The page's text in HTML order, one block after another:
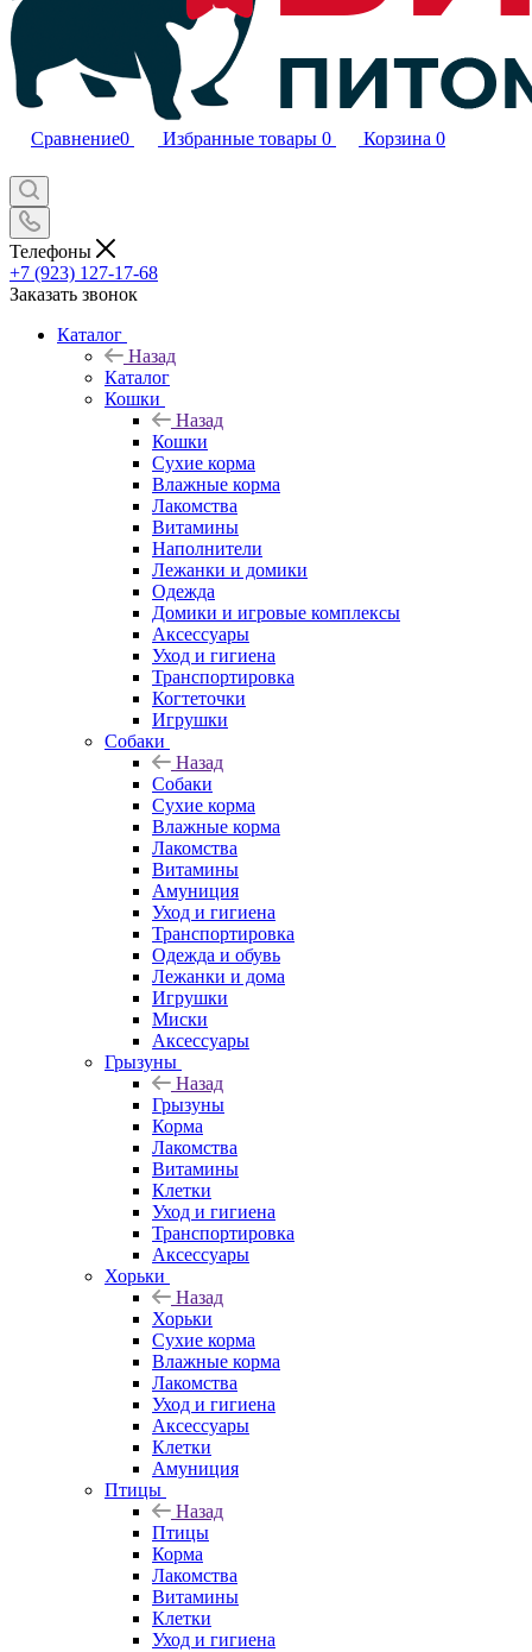
Сравнение0 Избранные товары 0 Корзина 0
Телефоны
+7 (923) 127-17-68
Заказать звонок
Каталог
Назад
Каталог
Кошки
Назад
Кошки
Сухие корма
Влажные корма
Лакомства
Витамины
Наполнители
Лежанки и домики
Одежда
Домики и игровые комплексы
Аксессуары
Уход и гигиена
Транспортировка
Когтеточки
Игрушки
Собаки
Назад
Собаки
Сухие корма
Влажные корма
Лакомства
Витамины
Амуниция
Уход и гигиена
Транспортировка
Одежда и обувь
Лежанки и дома
Игрушки
Миски
Аксессуары
Грызуны
Назад
Грызуны
Корма
Лакомства
Витамины
Клетки
Уход и гигиена
Транспортировка
Аксессуары
Хорьки
Назад
Хорьки
Сухие корма
Влажные корма
Лакомства
Уход и гигиена
Аксессуары
Клетки
Амуниция
Птицы
Назад
Птицы
Корма
Лакомства
Витамины
Клетки
Уход и гигиена